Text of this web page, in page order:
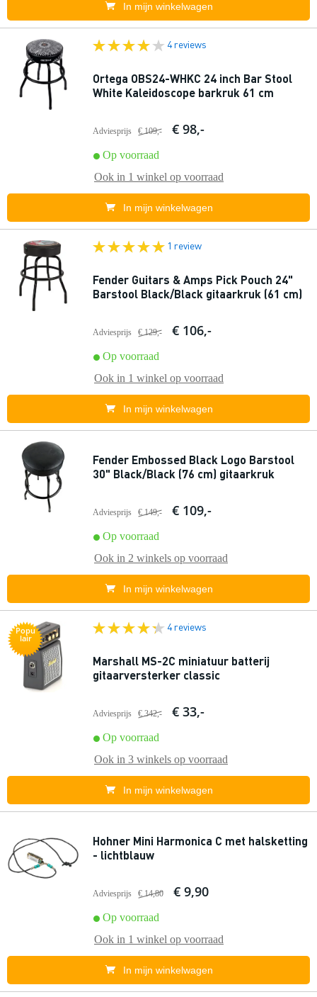
In mijn winkelwagen
4 reviews
Ortega OBS24-WHKC 24 inch Bar Stool
White Kaleidoscope barkruk 61 cm
Adviesprijs € 109,- € 98,-
Op voorraad
Ook in 1 winkel op voorraad
In mijn winkelwagen
1 review
Fender Guitars & Amps Pick Pouch 24"
Barstool Black/Black gitaarkruk (61 cm)
Adviesprijs € 129,- € 106,-
Op voorraad
Ook in 1 winkel op voorraad
In mijn winkelwagen
Fender Embossed Black Logo Barstool
30" Black/Black (76 cm) gitaarkruk
Adviesprijs € 149,- € 109,-
Op voorraad
Ook in 2 winkels op voorraad
In mijn winkelwagen
Popu
lair
4 reviews
Marshall MS-2C miniatuur batterij
gitaarversterker classic
Adviesprijs € 342,- € 33,-
Op voorraad
Ook in 3 winkels op voorraad
In mijn winkelwagen
Hohner Mini Harmonica C met halsketting
- lichtblauw
Adviesprijs € 14,80 € 9,90
Op voorraad
Ook in 1 winkel op voorraad
In mijn winkelwagen